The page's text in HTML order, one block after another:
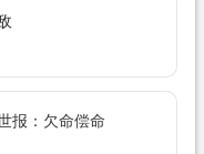
报：欠命偿命